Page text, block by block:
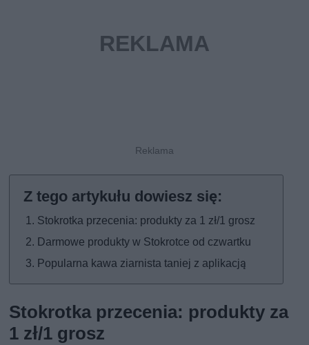
Stokrotka przecenia: produkty za 1 zł/1 grosz
Darmowe produkty w Stokrotce od czwartku
Popularna kawa ziarnista taniej z aplikacją
Stokrotka przecenia: produkty za
1 zł/1 grosz